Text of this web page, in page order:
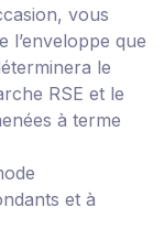
vous
l’enveloppe que
le
RSE et le
à terme
et à